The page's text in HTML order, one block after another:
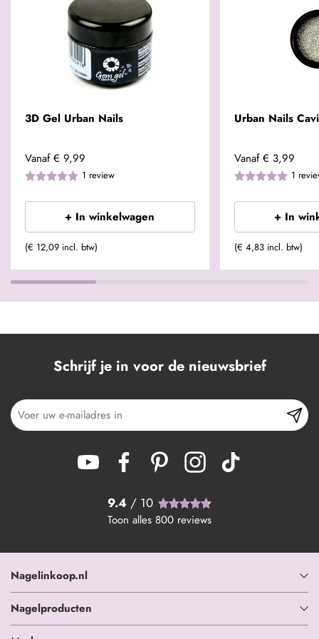
3D Gel Urban Nails
Vanaf € 9,99
1 review
+ In winkelwagen
(€ 12,09 incl. btw)
Urban Nails
Vanaf € 3,99
1
+ In
(€ 4,83 incl. btw)
Schrijf je in voor de nieuwsbrief
9.4 / 10
Toon alles 800 reviews
Nagelinkoop.nl
Nagelproducten